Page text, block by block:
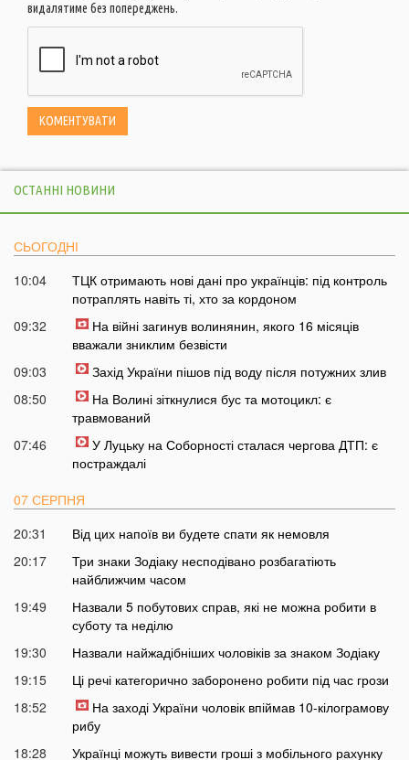
видалятиме без попереджень.
ОСТАННІ НОВИНИ
СЬОГОДНІ
10:04
ТЦК отримають нові дані про українців: під контроль
потраплять навіть ті, хто за кордоном
09:32
На війні загинув волинянин, якого 16 місяців
вважали зниклим безвісти
09:03
Захід України пішов під воду після потужних злив
08:50
На Волині зіткнулися бус та мотоцикл: є
травмований
07:46
У Луцьку на Соборності сталася чергова ДТП: є
постраждалі
07 СЕРПНЯ
20:31
Від цих напоїв ви будете спати як немовля
20:17
Три знаки Зодіаку несподівано розбагатіють
найближчим часом
19:49
Назвали 5 побутових справ, які не можна робити в
суботу та неділю
19:30
Назвали найжадібніших чоловіків за знаком Зодіаку
19:15
Ці речі категорично заборонено робити під час грози
18:52
На заході України чоловік впіймав 10-кілограмову
рибу
18:28
Українці можуть вивести гроші з мобільного рахунку